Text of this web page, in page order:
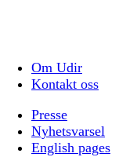
Om Udir
Kontakt oss
Presse
Nyhetsvarsel
English pages